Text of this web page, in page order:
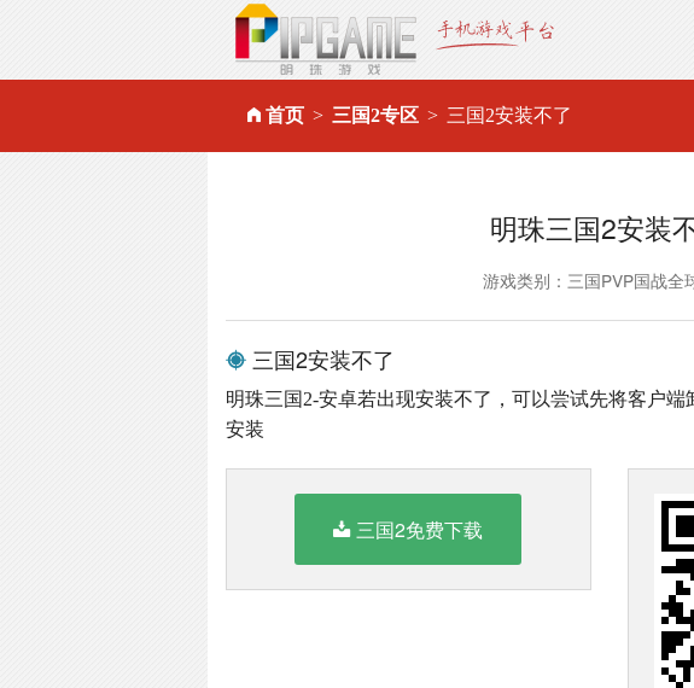
首页 三国2专区 三国2安装不了
明珠三国2安装
游戏类别：三国PVP国战全
三国2安装不了
明珠三国2-安卓若出现安装不了，可以尝试先将客户
安装
三国2免费下载